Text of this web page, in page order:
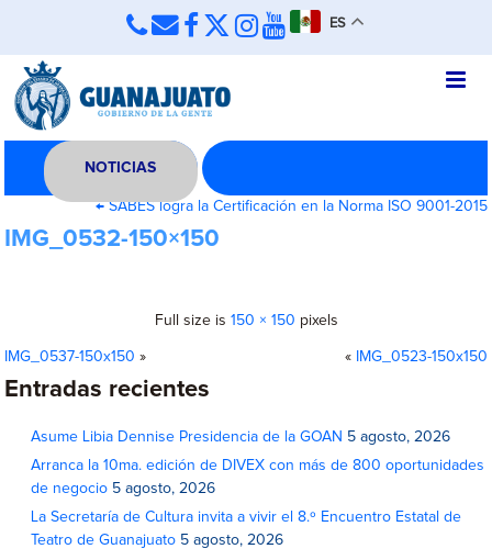
ES
NOTICIAS
←SABES logra la Certificación en la Norma ISO 9001-2015
IMG_0532-150×150
Full size is 150 × 150 pixels
IMG_0537-150x150 » « IMG_0523-150x150
Entradas recientes
Asume Libia Dennise Presidencia de la GOAN 5 agosto, 2026
Arranca la 10ma. edición de DIVEX con más de 800 oportunidades
de negocio 5 agosto, 2026
La Secretaría de Cultura invita a vivir el 8.º Encuentro Estatal de
Teatro de Guanajuato 5 agosto, 2026